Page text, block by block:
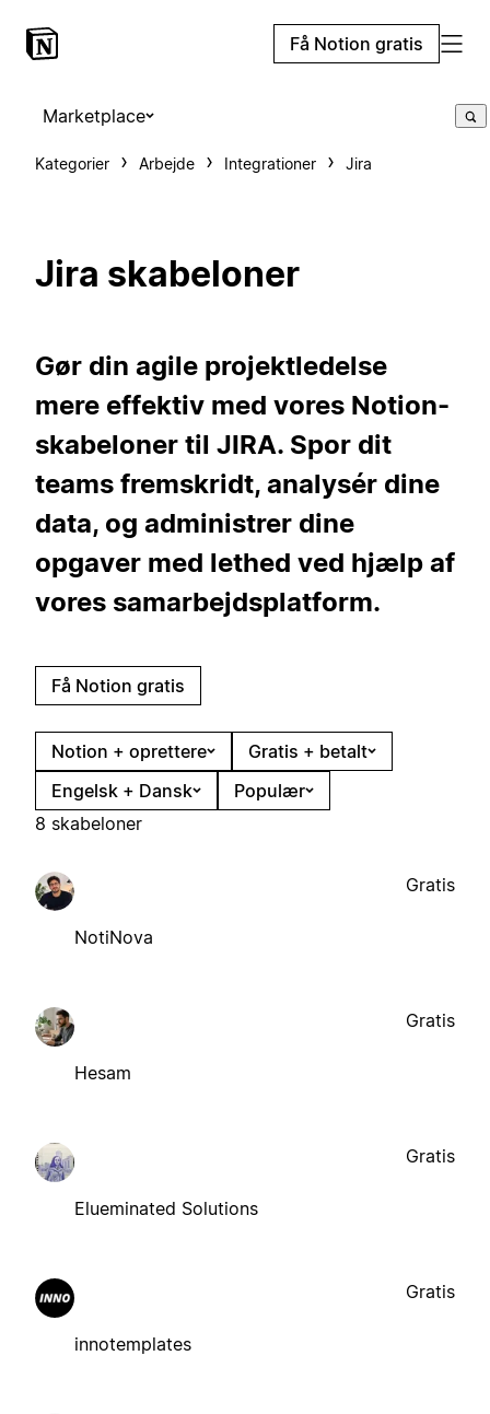
Få Notion gratis
Marketplace
Kategorier Arbejde Integrationer Jira
Jira skabeloner
Gør din agile projektledelse
mere effektiv med vores Notion-
skabeloner til JIRA. Spor dit
teams fremskridt, analysér dine
data, og administrer dine
opgaver med lethed ved hjælp af
vores samarbejdsplatform.
Få Notion gratis
Notion + oprettere
Gratis + betalt
Engelsk + Dansk
Populær
8 skabeloner
NotiNova
Gratis
Hesam
Gratis
Elueminated Solutions
Gratis
innotemplates
Gratis